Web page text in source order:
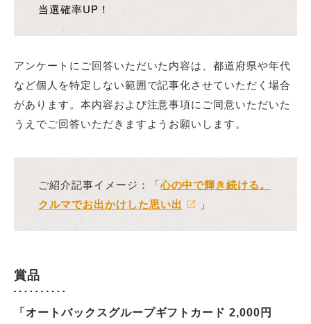
当選確率UP！
アンケートにご回答いただいた内容は、都道府県や年代
など個人を特定しない範囲で記事化させていただく場合
があります。本内容および注意事項にご同意いただいた
うえでご回答いただきますようお願いします。
ご紹介記事イメージ：「心の中で輝き続ける。
クルマでお出かけした思い出
」
賞品
「オートバックスグループギフトカード 2,000円